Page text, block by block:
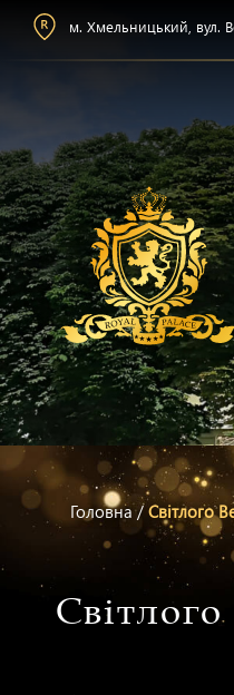
м. Хмельницький, вул.
Головна/Світлого